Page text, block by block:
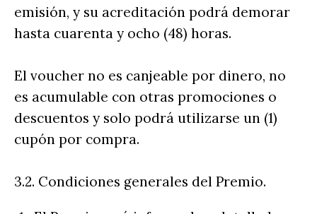
emisión, y su acreditación podrá demorar
hasta cuarenta y ocho (48) horas.
El voucher no es canjeable por dinero, no
es acumulable con otras promociones o
descuentos y solo podrá utilizarse un (1)
cupón por compra.
3.2. Condiciones generales del Premio.